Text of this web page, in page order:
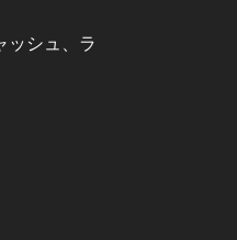
ッシュ、ラ